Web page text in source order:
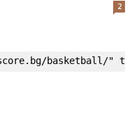
2
basketball/"